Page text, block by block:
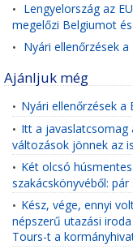
• Lengyelország az
megelőzi Belgiumot
• Nyári ellenőrzések
Ajánljuk még
• Nyári ellenőrzések a
• Itt a javaslatcsomag
változások jönnek az
• Két olcsó
szakácskönyvéből:
• Kész, vége, ennyi
népszerű utazási
Tours-t a